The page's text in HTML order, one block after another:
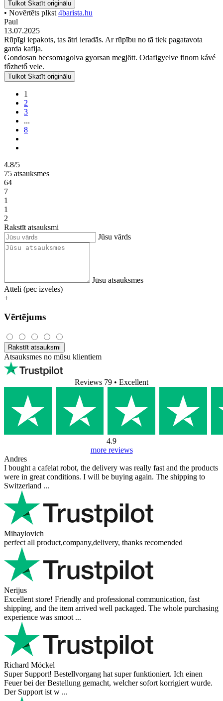
Tulkot Skatīt oriģinālu
• Novērtēts plkst 4barista.hu
Paul
13.07.2025
Rūpīgi iepakots, tas ātri ieradās. Ar rūpību no tā tiek pagatavota
garda kafija.
Gondosan becsomagolva gyorsan megjött. Odafigyelve finom kávé
főzhető vele.
Tulkot Skatīt oriģinālu
1
2
3
...
8
4.8/5
75 atsauksmes
64
7
1
1
2
Rakstīt atsauksmi
Jūsu vārds
Jūsu atsauksmes
Attēli (pēc izvēles)
+
Vērtējums
Rakstīt atsauksmi
Atsauksmes no mūsu klientiem
Reviews 79 • Excellent
4.9
more reviews
Andres
I bought a cafelat robot, the delivery was really fast and the products
were in great conditions. I will be buying again. The shipping to
Switzerland ...
Mihaylovich
perfect all product,company,delivery, thanks recomended
Nerijus
Excellent store! Friendly and professional communication, fast
shipping, and the item arrived well packaged. The whole purchasing
experience was smoot ...
Richard Möckel
Super Support! Bestellvorgang hat super funktioniert. Ich einen
Feuer bei der Bestellung gemacht, welcher sofort korrigiert wurde.
Der Support ist w ...